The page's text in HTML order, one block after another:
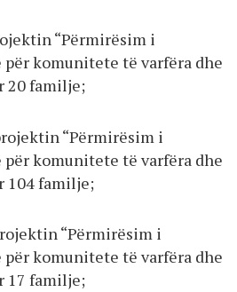
“Përmirësim i
për komunitete të varfëra dhe
20 familje;
“Përmirësim i
për komunitete të varfëra dhe
104 familje;
“Përmirësim i
për komunitete të varfëra dhe
17 familje;